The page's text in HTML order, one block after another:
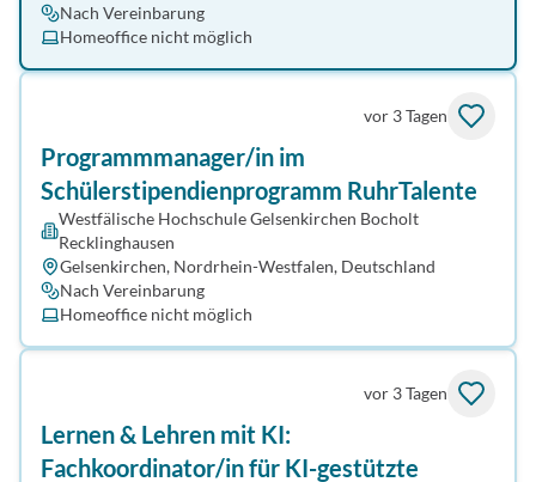
Nach Vereinbarung
Homeoffice nicht möglich
vor 3 Tagen
Programmmanager/in im
Schülerstipendienprogramm RuhrTalente
Westfälische Hochschule Gelsenkirchen Bocholt
Recklinghausen
Gelsenkirchen, Nordrhein-Westfalen, Deutschland
Nach Vereinbarung
Homeoffice nicht möglich
vor 3 Tagen
Lernen & Lehren mit KI:
Fachkoordinator/in für KI-gestützte